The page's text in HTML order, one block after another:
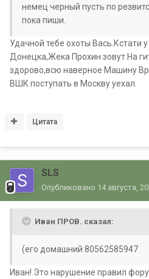
немец черный пусть по
пока пиши.
Удачной тебе охоты Вась.Кстати
Донецка,Жека Прохин зовут.На
здорово,всю наверное Машину
ВШК поступать в Москву уехал.
Цитата
SLS
Опубликовано 14 августа,
Иван ПРОВ. сказал:
(его домашний 80562585947
Иван! Это нарушение правил